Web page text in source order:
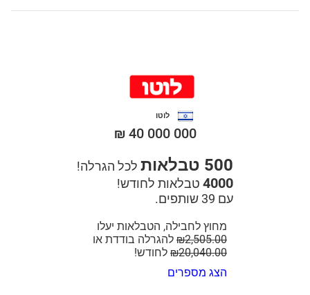
לוטו
₪ 40 000 000
500 טבלאות לכל הגרלה!
4000 טבלאות לחודש!
עם 39 שותפים.
מחוץ לחבילה, הטבלאות יעלו
₪2,505.00 להגרלה בודדת או
₪20,040.00 לחודש!
הצג מספרים